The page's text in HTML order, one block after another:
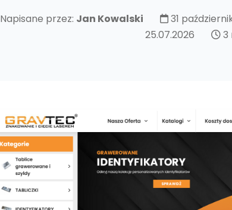
Napisane przez: Jan Kowalski 31
25.07.2026
3